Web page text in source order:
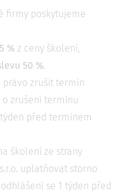
firmy poskytujeme
% z ceny školení,
50 %.
právo zrušit termín
zrušení termínu
před termínem
školení ze strany
uplatňovat storno
se 1 týden před